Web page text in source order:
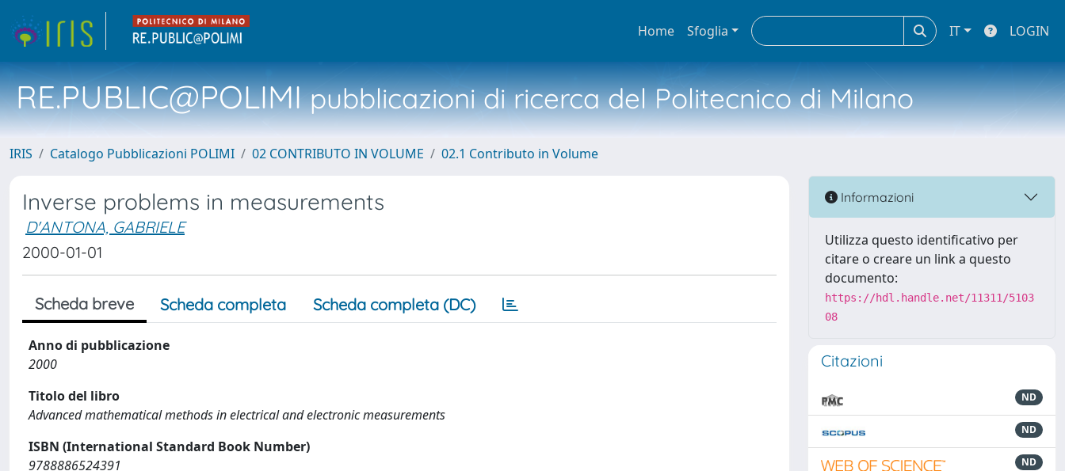
Home Sfoglia IT LOGIN
RE.PUBLIC@POLIMIpubblicazioni di ricerca del Politecnico di Milano
IRIS Catalogo Pubblicazioni POLIMI 02 CONTRIBUTO IN VOLUME 02.1 Contributo in Volume
Inverse problems in measurements
D'ANTONA, GABRIELE
2000-01-01
Scheda breve Scheda completa Scheda completa (DC)
Anno di pubblicazione
2000
Titolo del libro
Advanced mathematical methods in electrical and electronic measurements
ISBN (International Standard Book Number)
9788886524391
Informazioni
Utilizza questo identificativo per
citare o creare un link a questo
documento:
https://hdl.handle.net/11311/5103
08
Citazioni
ND
ND
ND